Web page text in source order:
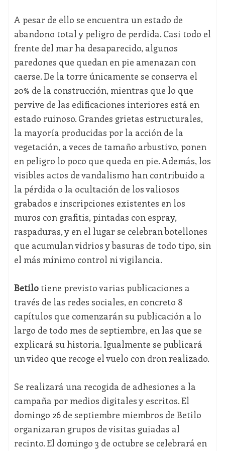
A pesar de ello se encuentra un estado de
abandono total y peligro de perdida. Casi todo el
frente del mar ha desaparecido, algunos
paredones que quedan en pie amenazan con
caerse. De la torre únicamente se conserva el
20% de la construcción, mientras que lo que
pervive de las edificaciones interiores está en
estado ruinoso. Grandes grietas estructurales,
la mayoría producidas por la acción de la
vegetación, a veces de tamaño arbustivo, ponen
en peligro lo poco que queda en pie. Además, los
visibles actos de vandalismo han contribuido a
la pérdida o la ocultación de los valiosos
grabados e inscripciones existentes en los
muros con grafitis, pintadas con espray,
raspaduras, y en el lugar se celebran botellones
que acumulan vidrios y basuras de todo tipo, sin
el más mínimo control ni vigilancia.
Betilotiene previsto varias publicaciones a
través de las redes sociales, en concreto 8
capítulos que comenzarán su publicación a lo
largo de todo mes de septiembre, en las que se
explicará su historia. Igualmente se publicará
un video que recoge el vuelo con dron realizado.
Se realizará una recogida de adhesiones a la
campaña por medios digitales y escritos. El
domingo 26 de septiembre miembros de Betilo
organizaran grupos de visitas guiadas al
recinto. El domingo 3 de octubre se celebrará en